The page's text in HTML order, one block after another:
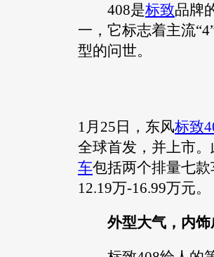
408是标致品牌
一，它标志着主流
型的问世。
1月25日，东风标致
全球首发，并上市
车包括两个排量七
12.19万-16.99万元。
外型大气，内饰